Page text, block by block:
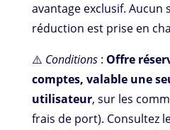
avantage exclusif. Aucun
réduction est prise en
⚠️ Conditions: Offre
comptes, valable une
utilisateur, sur les
frais de port). Consultez